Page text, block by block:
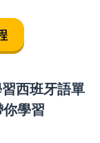
西班牙語單
學習